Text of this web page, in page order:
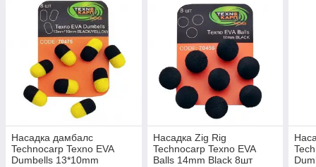
Насадка дамбалс
Technocarp Texno EVA
Dumbells 13*10mm
Насадка Zig Rig
Technocarp Texno EVA
Balls 14mm Black 8шт